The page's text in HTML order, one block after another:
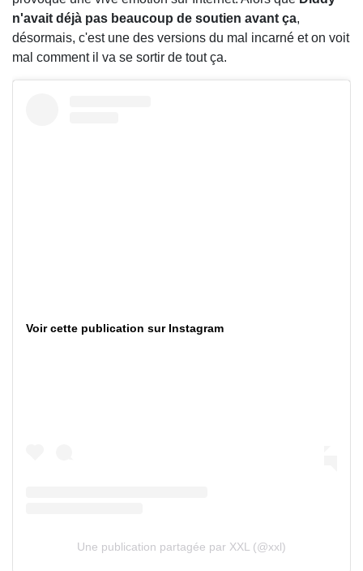
n'avait déjà pas beaucoup de soutien avant ça,
désormais, c'est une des versions du mal incarné et on voit
mal comment il va se sortir de tout ça.
Voir cette publication sur Instagram
Une publication partagée par XXL (@xxl)